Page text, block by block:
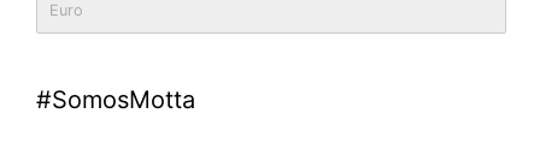
Euro
#SomosMotta